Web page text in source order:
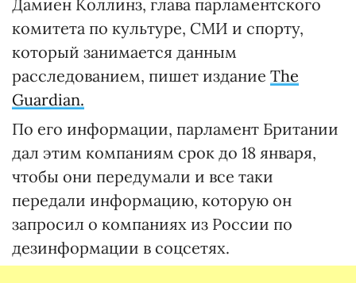
Дамиен Коллинз, глава парламентского
комитета по культуре, СМИ и спорту,
который занимается данным
расследованием, пишет издание The
Guardian.
По его информации, парламент Британии
дал этим компаниям срок до 18 января,
чтобы они передумали и все таки
передали информацию, которую он
запросил о компаниях из России по
дезинформации в соцсетях.